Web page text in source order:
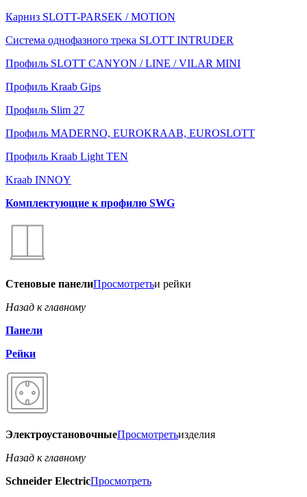
Карниз SLOTT-PARSEK / MOTION
Система однофазного трека SLOTT INTRUDER
Профиль SLOTT CANYON / LINE / VILAR MINI
Профиль Kraab Gips
Профиль Slim 27
Профиль MADERNO, EUROKRAAB, EUROSLOTT
Профиль Kraab Light TEN
Kraab INNOY
Комплектующие к профилю SWG
Стеновые панелиПросмотретьи рейки
Назад к главному
Панели
Рейки
ЭлектроустановочныеПросмотретьизделия
Назад к главному
Schneider ElectricПросмотреть